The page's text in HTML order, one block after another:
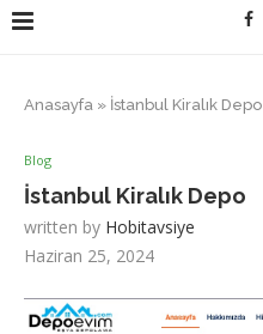
Anasayfa » İstanbul Kiralık Depo
Blog
İstanbul Kiralık Depo
written by Hobitavsiye
Haziran 25, 2024